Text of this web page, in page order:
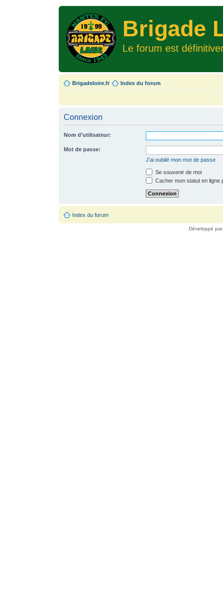
Brigade
Le forum est
Brigadeloire.fr Index du forum
Connexion
Nom d’utilisateur:
Mot de passe:
J’ai oublié mon mot de passe
Se souvenir de moi
Cacher mon statut en ligne
Index du forum
Développé